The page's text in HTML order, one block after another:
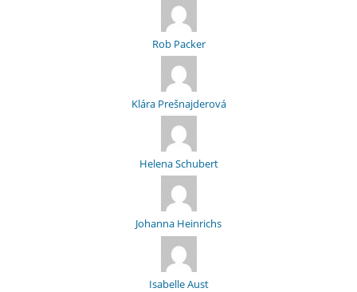
Rob Packer
Klára Prešnajderová
Helena Schubert
Johanna Heinrichs
Isabelle Aust